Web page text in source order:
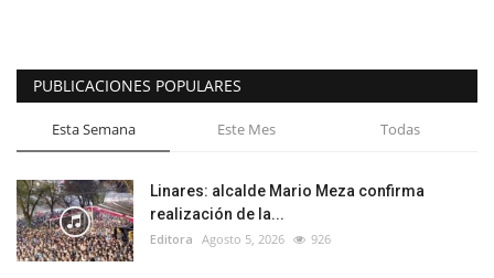
PUBLICACIONES POPULARES
Esta Semana Este Mes Todas
Linares: alcalde Mario Meza confirma
realización de la...
Editora Agosto 5, 2026 926